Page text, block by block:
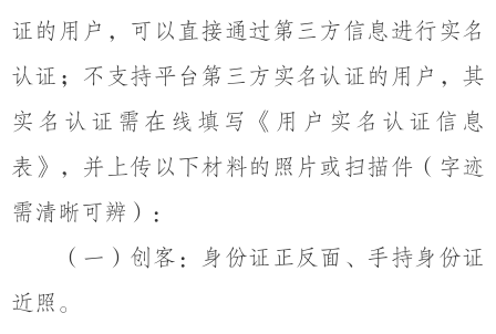
证的用户，可以直接通过第三方信息进行实名
认证；不支持平台第三方实名认证的用户，其
实名认证需在线填写《用户实名认证信息
表》，并上传以下材料的照片或扫描件（字迹
需清晰可辨）：
（一）创客：身份证正反面、手持身份证
近照。